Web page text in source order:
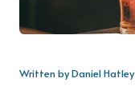
Written by Daniel Hatley